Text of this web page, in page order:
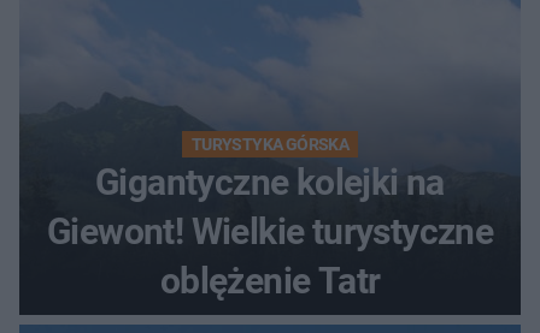
TURYSTYKA GÓRSKA
Gigantyczne kolejki na
Giewont! Wielkie turystyczne
oblężenie Tatr